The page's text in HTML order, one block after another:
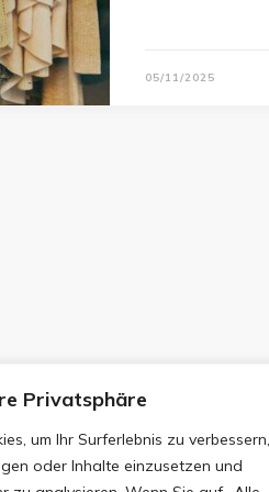
Privatsphäre
um Ihr Surferlebnis zu verbessern,
oder Inhalte einzusetzen und
05/11/2025